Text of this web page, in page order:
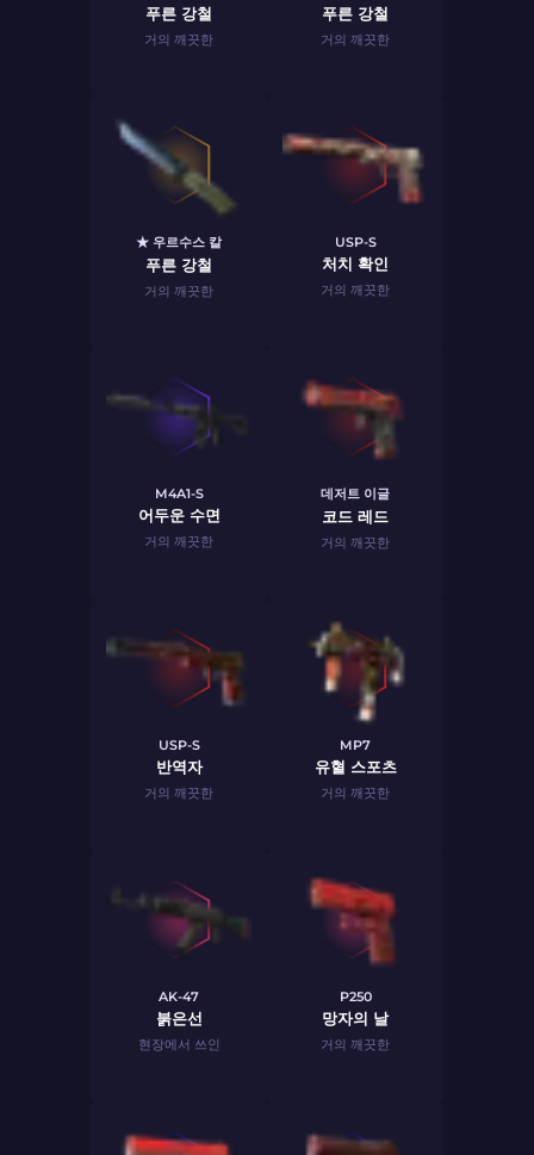
푸른 강철
거의 깨끗한
푸른 강철
거의 깨끗한
★ 우르수스 칼
푸른 강철
거의 깨끗한
USP-S
처치 확인
거의 깨끗한
M4A1-S
어두운 수면
거의 깨끗한
데저트 이글
코드 레드
거의 깨끗한
USP-S
반역자
거의 깨끗한
MP7
유혈 스포츠
거의 깨끗한
AK-47
붉은선
현장에서 쓰인
P250
망자의 날
거의 깨끗한